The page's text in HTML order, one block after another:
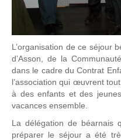
L’organisation de ce séjour
d’Asson, de la
dans le cadre du Contrat
l’association qui œuvrent
à des enfants et des
vacances ensemble.
La délégation de béarnais
préparer le séjour a été